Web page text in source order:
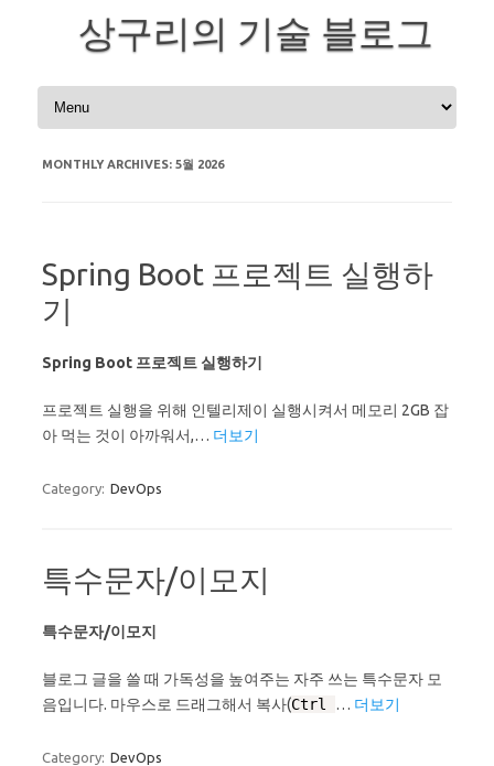
상구리의 기술 블로그
Skip to content
MONTHLY ARCHIVES: 5월 2026
Spring Boot 프로젝트 실행하
기
Spring Boot 프로젝트 실행하기
프로젝트 실행을 위해 인텔리제이 실행시켜서 메모리 2GB 잡
아 먹는 것이 아까워서,… 더보기
Category: DevOps
특수문자/이모지
특수문자/이모지
블로그 글을 쓸 때 가독성을 높여주는 자주 쓰는 특수문자 모
음입니다. 마우스로 드래그해서 복사(Ctrl … 더보기
Category: DevOps